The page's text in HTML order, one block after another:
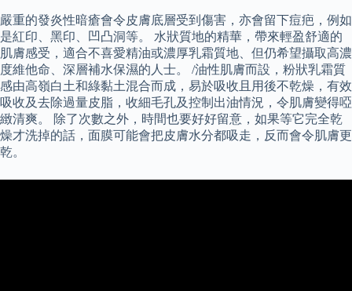
嚴重的發炎性暗瘡會令皮膚底層受到傷害，亦會留下痘疤，例如
是紅印、黑印、凹凸洞等。 水狀質地的精華，帶來輕盈舒適的
肌膚感受，適合不喜愛精油或濃厚乳霜質地、但仍希望攝取高濃
度維他命、深層補水保濕的人士。 /油性肌膚而設，粉狀乳霜質
感由高嶺白土和綠黏土混合而成，易於吸收且用後不乾燥，有效
吸收及去除過量皮脂，收細毛孔及控制出油情況，令肌膚變得啞
緻清爽。 除了次數之外，時間也要好好留意，如果等它完全乾
燥才洗掉的話，面膜可能會把皮膚水分都吸走，反而會令肌膚更
乾。